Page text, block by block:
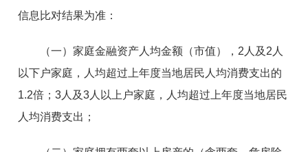
信息比对结果为准：
（一）家庭金融资产人均金额（市值），2人及2人
以下户家庭，人均超过上年度当地居民人均消费支出的
1.2倍；3人及3人以上户家庭，人均超过上年度当地居民
人均消费支出；